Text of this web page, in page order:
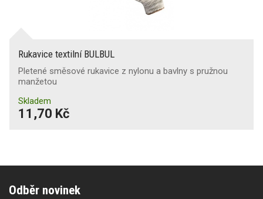
Rukavice textilní BULBUL
Pletené směsové rukavice z nylonu a bavlny s pružnou
manžetou
Skladem
11,70 Kč
Odběr novinek